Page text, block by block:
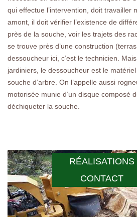
RÉALISATIONS
CONTACT
qui effectue l’intervention, doit travailler
amont, il doit vérifier l’existence de
près de la souche, voir les trajets des
se trouve près d’une construction
dessoucheur ici, c’est le technicien.
jardiniers, le dessoucheur est le
souche d’arbre. On l’appelle aussi
motorisée munie d’un disque composé
déchiqueter la souche.